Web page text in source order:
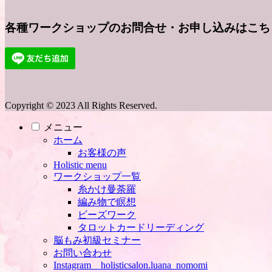
各種ワークショップのお問合せ・お申し込みはこち
Copyright © 2023 All Rights Reserved.
メニュー
ホーム
お客様の声
Holistic menu
ワークショップ一覧
糸かけ曼荼羅
編み物で瞑想
ビーズワーク
タロットカードリーディング
脳もみ初級セミナー
お問い合わせ
Instagram holisticsalon.luana_nomomi